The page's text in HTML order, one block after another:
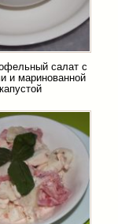
салат с
и маринованной
капустой